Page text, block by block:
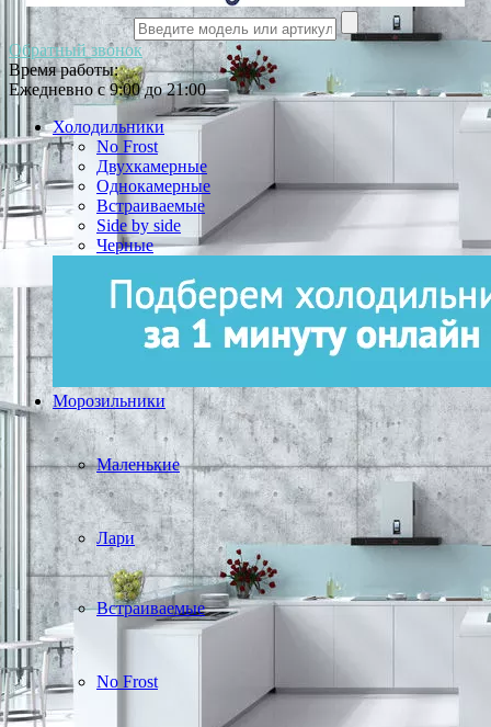
Обратный звонок
Время работы:
Ежедневно с 9:00 до 21:00
Холодильники
No Frost
Двухкамерные
Однокамерные
Встраиваемые
Side by side
Черные
Морозильники
Маленькие
Лари
Встраиваемые
No Frost